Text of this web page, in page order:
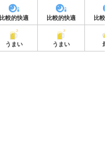
比較的快適 比較的快適 比較
うまい うまい 最